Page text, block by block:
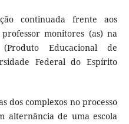
continuada frente aos
monitores (as) na
Educacional de
Federal do Espírito
dos complexos no processo
alternância de uma escola